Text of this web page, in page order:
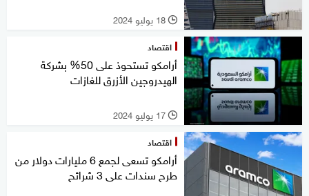
l 18 يوليو 2024
اقتصاد
أرامكو تستحوذ على 50% بشركة
الهيدروجين الأزرق للغازات
l 17 يوليو 2024
اقتصاد
أرامكو تسعى لجمع 6 مليارات دولار من
طرح سندات على 3 شرائح